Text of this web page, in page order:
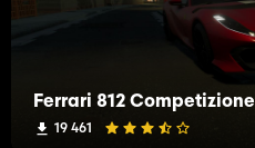
Ferrari 812 Competizione
19 461